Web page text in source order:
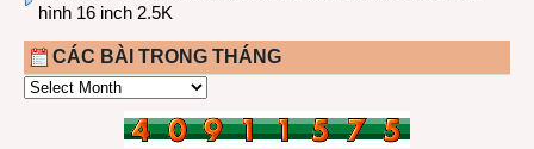
hình 16 inch 2.5K
CÁC BÀI TRONG THÁNG
CÁC